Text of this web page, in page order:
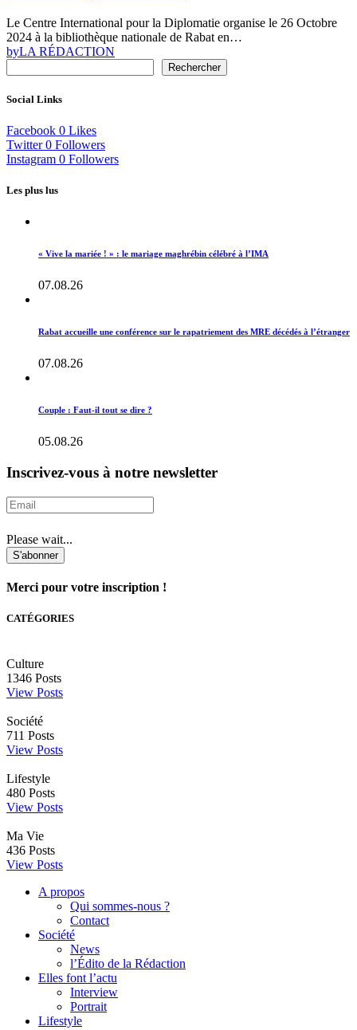
Le Centre International pour la Diplomatie organise le 26 Octobre
2024 à la bibliothèque nationale de Rabat en…
byLA RÉDACTION
Rechercher
Social Links
Facebook 0 Likes
Twitter 0 Followers
Instagram 0 Followers
Les plus lus
« Vive la mariée ! » : le mariage maghrébin célébré à l’IMA
07.08.26
Rabat accueille une conférence sur le rapatriement des MRE décédés à l’étranger
07.08.26
Couple : Faut-il tout se dire ?
05.08.26
Inscrivez-vous à notre newsletter
Please wait...
S'abonner
Merci pour votre inscription !
CATÉGORIES
Culture
1346 Posts
View Posts
Société
711 Posts
View Posts
Lifestyle
480 Posts
View Posts
Ma Vie
436 Posts
View Posts
A propos
Qui sommes-nous ?
Contact
Société
News
l’Édito de la Rédaction
Elles font l’actu
Interview
Portrait
Lifestyle